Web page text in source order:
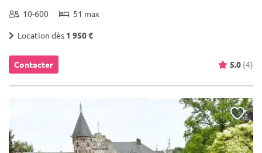
10-600 51 max
Location dès 1 950 €
Contacter 5.0 (4)